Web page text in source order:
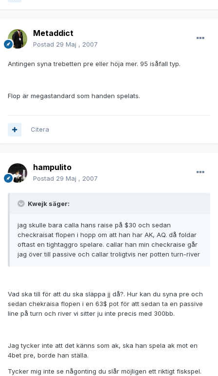
Metaddict
Postad 29 Maj , 2007
Antingen syna trebetten pre eller höja mer. 95 isåfall typ.
Flop är megastandard som handen spelats.
Citera
hampulito
Postad 29 Maj , 2007
Kwejk säger:
jag skulle bara calla hans raise på $30 och sedan
checkraisat flopen i hopp om att han har AK, AQ. då foldar
oftast en tightaggro spelare. callar han min checkraise går
jag över till passive och callar troligtvis ner potten turn-river
Vad ska till för att du ska släppa jj då?. Hur kan du syna pre och
sedan chekraisa flopen i en 63$ pot för att sedan ta en passive
line på turn och river vi sitter ju inte precis med 300bb.
Jag tycker inte att det känns som ak, ska han spela ak mot en
4bet pre, borde han ställa.
Tycker mig inte se någonting du slår möjligen ett riktigt fiskspel.